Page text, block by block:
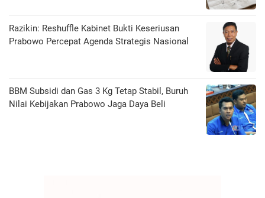
Razikin: Reshuffle Kabinet Bukti Keseriusan
Prabowo Percepat Agenda Strategis Nasional
BBM Subsidi dan Gas 3 Kg Tetap Stabil, Buruh
Nilai Kebijakan Prabowo Jaga Daya Beli